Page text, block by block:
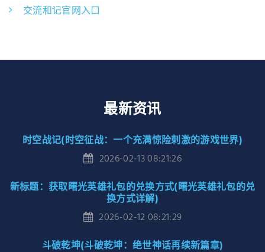
交流和记官网入口
最新资讯
时空战记(时空征战：一个充满惊险刺激的游戏世界)
2026-02-13 08:21:26
新标题：获取曙光英雄礼包的兑换方式(曙光英雄礼包的兑
换方式详解)
2026-02-12 08:21:29
斗破乾坤(斗破乾坤：绝世神话再续新篇章)